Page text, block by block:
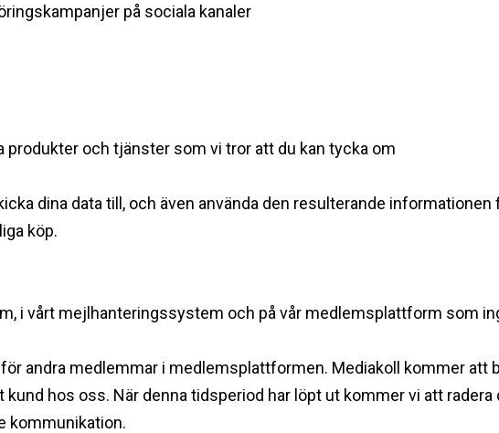
på sociala kanaler
och tjänster som vi tror att du kan tycka om
dina data till, och även använda den resulterande informationen
köp.
i vårt mejlhanteringssystem och på vår medlemsplattform som
andra medlemmar i medlemsplattformen. Mediakoll kommer att
hos oss. När denna tidsperiod har löpt ut kommer vi att radera
kommunikation.